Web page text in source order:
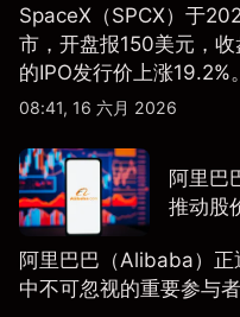
SpaceX（SPCX）于
市，开盘报150美元，
的IPO发行价上涨19.2%。
08:41, 16 六月 2026
阿里巴
推动股
阿里巴巴（Alibaba）
中不可忽视的重要参与者